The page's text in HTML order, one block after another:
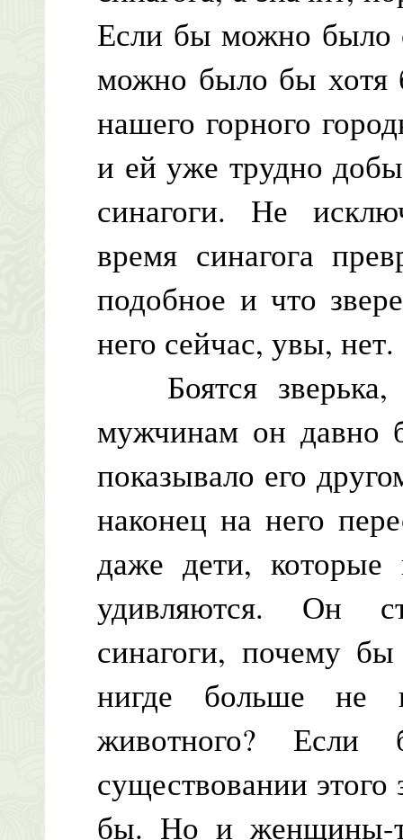
Если бы можно было
можно было бы хотя
нашего горного
и ей уже трудно
синагоги. Не
время синагога
подобное и что
него сейчас, увы, нет.
Боятся зверька,
мужчинам он давно
показывало его
наконец на него
даже дети,
удивляются. Он
синагоги, почему
нигде больше не
животного?
существовании
бы. Но и женщины-